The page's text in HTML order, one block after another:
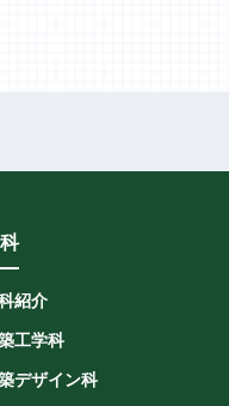
紹介
工学科
デザイン科